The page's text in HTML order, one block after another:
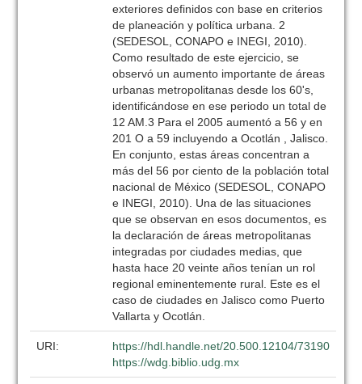
exteriores definidos con base en criterios
de planeación y política urbana. 2
(SEDESOL, CONAPO e INEGI, 2010).
Como resultado de este ejercicio, se
observó un aumento importante de áreas
urbanas metropolitanas desde los 60's,
identificándose en ese periodo un total de
12 AM.3 Para el 2005 aumentó a 56 y en
201 O a 59 incluyendo a Ocotlán , Jalisco.
En conjunto, estas áreas concentran a
más del 56 por ciento de la población total
nacional de México (SEDESOL, CONAPO
e INEGI, 2010). Una de las situaciones
que se observan en esos documentos, es
la declaración de áreas metropolitanas
integradas por ciudades medias, que
hasta hace 20 veinte años tenían un rol
regional eminentemente rural. Este es el
caso de ciudades en Jalisco como Puerto
Vallarta y Ocotlán.
URI:
https://hdl.handle.net/20.500.12104/73190
https://wdg.biblio.udg.mx